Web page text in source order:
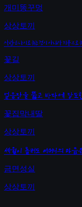
개미똥꾸멍
상상토끼
사람은 나이로 늙는 것이 아니라 기분으로
꽃길
상상토끼
얼음장을 뚫고 바다에 당도
꽃집막내딸
상상토끼
세월이 흘러도 어머니의 마
금면성실
상상토끼